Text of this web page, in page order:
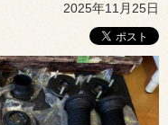
2025年11月25日